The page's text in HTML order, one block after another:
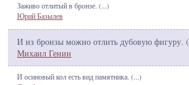
Заживо отлитый в бронзе. (...)
Юрий Базылев
И из бронзы можно отлить дубовую фигуру. (
Михаил Генин
И осиновый кол есть вид памятника. (...)